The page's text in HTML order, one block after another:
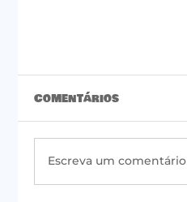
Comentários
Escreva um comentário